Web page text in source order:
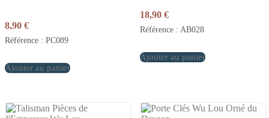
8,90 €
Référence : PC089
Ajouter au panier
18,90 €
Référence : AB028
Ajouter au panier